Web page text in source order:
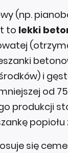
(np.
to lekki
i
od
produkcji
się